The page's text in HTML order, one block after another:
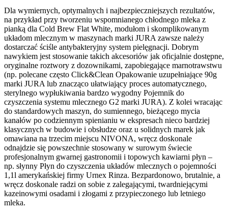
Dla wymiernych, optymalnych i najbezpieczniejszych rezultatów,
na przykład przy tworzeniu wspomnianego chłodnego mleka z
pianką dla Cold Brew Flat White, modułom i skomplikowanym
układom mlecznym w maszynach marki JURA zawsze należy
dostarczać ściśle antybakteryjny system pielęgnacji. Dobrym
nawykiem jest stosowanie takich akcesoriów jak oficjalnie dostępne,
oryginalne roztwory z dozownikami, zapobiegające marnotrawstwu
(np. polecane często Click&Clean Opakowanie uzupełniające 90g
marki JURA lub znacząco ułatwiający proces automatycznego,
sterylnego wypłukiwania bardzo wygodny Pojemnik do
czyszczenia systemu mlecznego G2 marki JURA). Z kolei wracając
do standardowych maszyn, do sumiennego, bieżącego mycia
kanałów po codziennym spienianiu w ekspresach nieco bardziej
klasycznych w budowie i obsłudze oraz u solidnych marek jak
omawiana na trzecim miejscu NIVONA, wręcz doskonale
odnajdzie się powszechnie stosowany w surowym świecie
profesjonalnym gwarnej gastronomii i topowych kawiarni płyn –
np. słynny Płyn do czyszczenia układów mlecznych o pojemności
1,1l amerykańskiej firmy Urnex Rinza. Bezpardonowo, brutalnie, a
wręcz doskonale radzi on sobie z zalegającymi, twardniejącymi
kazeinowymi osadami i złogami z przypieczonego lub letniego
mleka.